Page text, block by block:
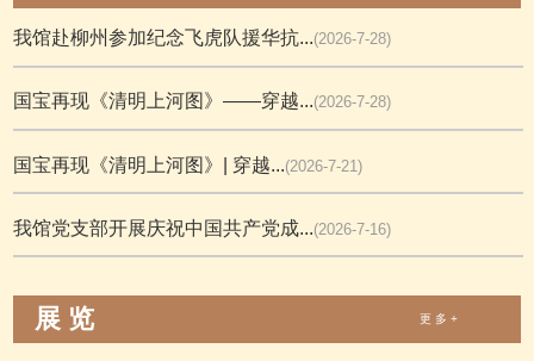
我馆赴柳州参加纪念飞虎队援华抗...(2026-7-28)
国宝再现《清明上河图》——穿越...(2026-7-28)
国宝再现《清明上河图》| 穿越...(2026-7-21)
我馆党支部开展庆祝中国共产党成...(2026-7-16)
展 览 更 多 +